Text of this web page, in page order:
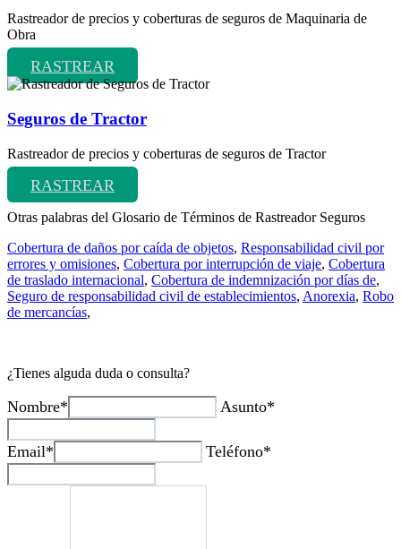
Rastreador de precios y coberturas de seguros de Maquinaria de
Obra
RASTREAR
Seguros de Tractor
Rastreador de precios y coberturas de seguros de Tractor
RASTREAR
Otras palabras del Glosario de Términos de Rastreador Seguros
Cobertura de daños por caída de objetos, Responsabilidad civil por
errores y omisiones, Cobertura por interrupción de viaje, Cobertura
de traslado internacional, Cobertura de indemnización por días de,
Seguro de responsabilidad civil de establecimientos, Anorexia, Robo
de mercancías,
¿Tienes alguda duda o consulta?
Nombre* Asunto*
Email* Teléfono*